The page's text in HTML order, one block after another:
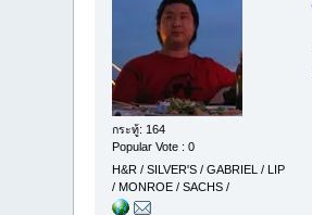
กระทู้: 164
Popular Vote : 0
H&R / SILVER'S / GABRIEL / LIP
/ MONROE / SACHS /